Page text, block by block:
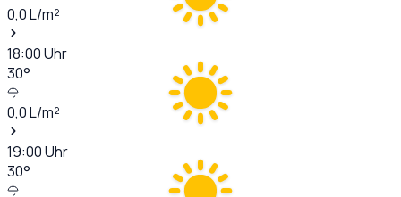
0,0L/m²
18:00Uhr
30°
0,0L/m²
19:00Uhr
30°